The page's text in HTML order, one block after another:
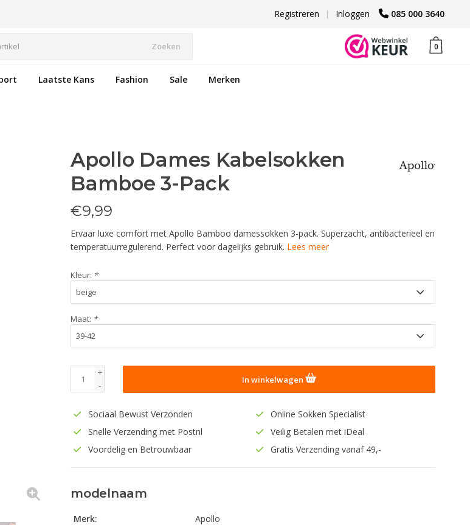
085 000 3640
Inloggen
|
Registreren
Zoeken 0
Laatste Kans Fashion Sale Merken
Apollo Dames Kabelsokken
Bamboe 3-Pack
€9,99
Ervaar luxe comfort met Apollo Bamboo damessokken 3-pack. Superzacht, antibacterieel en
temperatuurregulerend. Perfect voor dagelijks gebruik. Lees meer
Kleur: *
Maat: *
+
-
In winkelwagen
Sociaal Bewust Verzonden
Online Sokken Specialist
Snelle Verzending met Postnl
Veilig Betalen met iDeal
Voordelig en Betrouwbaar
Gratis Verzending vanaf 49,-
modelnaam
Merk:
Apollo